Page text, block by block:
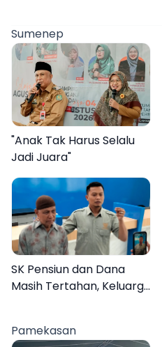
Sumenep
"Anak Tak Harus Selalu
Jadi Juara"
SK Pensiun dan Dana
Masih Tertahan, Keluarga
Pamekasan